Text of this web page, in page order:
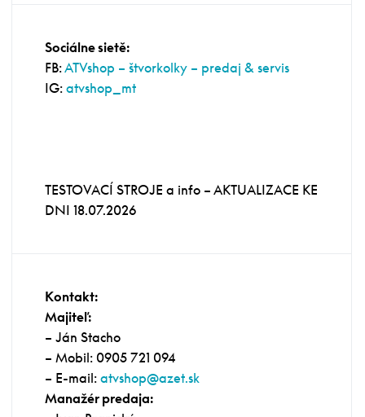
Sociálne sietě:
FB:ATVshop – štvorkolky – predaj & servis
IG: atvshop_mt
TESTOVACÍ STROJE a info – AKTUALIZACE KE
DNI 18.07.2026
Kontakt:
Majiteľ:
– Ján Stacho
– Mobil: 0905 721 094
– E-mail: atvshop@azet.sk
Manažér predaja: